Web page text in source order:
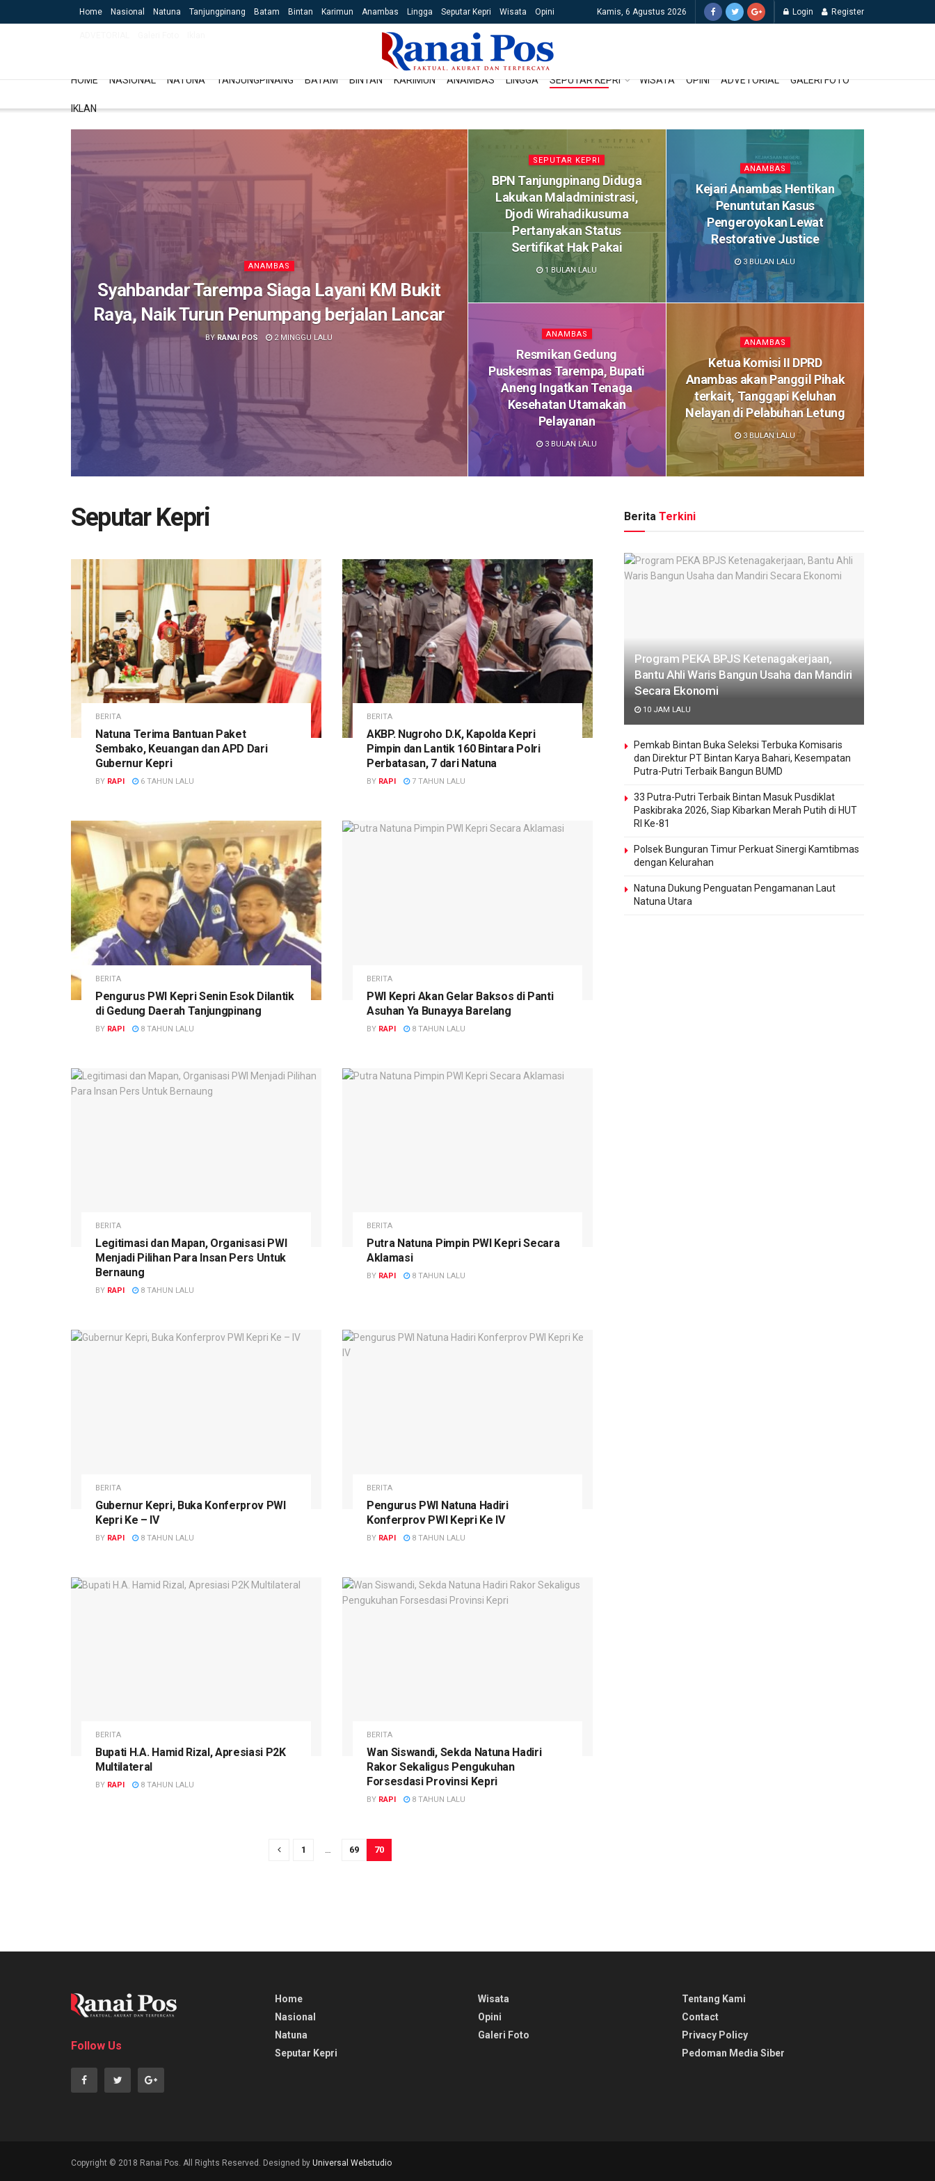
Home Nasional Natuna Tanjungpinang Batam Bintan Karimun Anambas Lingga Seputar Kepri Wisata Opini Kamis, 6 Agustus 2026 Login Register
HOME NASIONAL NATUNA TANJUNGPINANG BATAM BINTAN KARIMUN ANAMBAS LINGGA SEPUTAR KEPRI WISATA OPINI ADVETORIAL GALERI FOTO
IKLAN
ANAMBAS
Syahbandar Tarempa Siaga Layani KM Bukit
Raya, Naik Turun Penumpang berjalan Lancar
BY RANAI POS 2 MINGGU LALU
SEPUTAR KEPRI
BPN Tanjungpinang Diduga
Lakukan Maladministrasi,
Djodi Wirahadikusuma
Pertanyakan Status
Sertifikat Hak Pakai
1 BULAN LALU
ANAMBAS
Kejari Anambas Hentikan
Penuntutan Kasus
Pengeroyokan Lewat
Restorative Justice
3 BULAN LALU
ANAMBAS
Resmikan Gedung
Puskesmas Tarempa, Bupati
Aneng Ingatkan Tenaga
Kesehatan Utamakan
Pelayanan
3 BULAN LALU
ANAMBAS
Ketua Komisi II DPRD
Anambas akan Panggil Pihak
terkait, Tanggapi Keluhan
Nelayan di Pelabuhan Letung
3 BULAN LALU
Seputar Kepri
BERITA
Natuna Terima Bantuan Paket
Sembako, Keuangan dan APD Dari
Gubernur Kepri
BY RAPI 6 TAHUN LALU
BERITA
AKBP. Nugroho D.K, Kapolda Kepri
Pimpin dan Lantik 160 Bintara Polri
Perbatasan, 7 dari Natuna
BY RAPI 7 TAHUN LALU
BERITA
Pengurus PWI Kepri Senin Esok Dilantik
di Gedung Daerah Tanjungpinang
BY RAPI 8 TAHUN LALU
BERITA
PWI Kepri Akan Gelar Baksos di Panti
Asuhan Ya Bunayya Barelang
BY RAPI 8 TAHUN LALU
BERITA
Legitimasi dan Mapan, Organisasi PWI
Menjadi Pilihan Para Insan Pers Untuk
Bernaung
BY RAPI 8 TAHUN LALU
BERITA
Putra Natuna Pimpin PWI Kepri Secara
Aklamasi
BY RAPI 8 TAHUN LALU
BERITA
Gubernur Kepri, Buka Konferprov PWI
Kepri Ke – IV
BY RAPI 8 TAHUN LALU
BERITA
Pengurus PWI Natuna Hadiri
Konferprov PWI Kepri Ke IV
BY RAPI 8 TAHUN LALU
BERITA
Bupati H.A. Hamid Rizal, Apresiasi P2K
Multilateral
BY RAPI 8 TAHUN LALU
BERITA
Wan Siswandi, Sekda Natuna Hadiri
Rakor Sekaligus Pengukuhan
Forsesdasi Provinsi Kepri
BY RAPI 8 TAHUN LALU
1 69 70
Berita Terkini
Program PEKA BPJS Ketenagakerjaan,
Bantu Ahli Waris Bangun Usaha dan Mandiri
Secara Ekonomi
10 JAM LALU
Pemkab Bintan Buka Seleksi Terbuka Komisaris
dan Direktur PT Bintan Karya Bahari, Kesempatan
Putra-Putri Terbaik Bangun BUMD
33 Putra-Putri Terbaik Bintan Masuk Pusdiklat
Paskibraka 2026, Siap Kibarkan Merah Putih di HUT
RI Ke-81
Polsek Bunguran Timur Perkuat Sinergi Kamtibmas
dengan Kelurahan
Natuna Dukung Penguatan Pengamanan Laut
Natuna Utara
Follow Us
Home
Nasional
Natuna
Seputar Kepri
Wisata
Opini
Galeri Foto
Tentang Kami
Contact
Privacy Policy
Pedoman Media Siber
Copyright © 2018 Ranai Pos. All Rights Reserved. Designed by Universal Webstudio